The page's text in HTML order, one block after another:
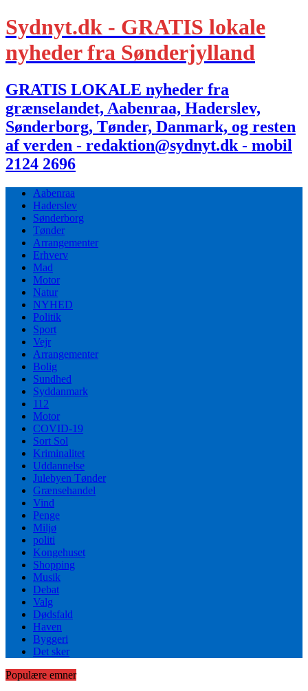
Sydnyt.dk - GRATIS lokale
nyheder fra Sønderjylland
GRATIS LOKALE nyheder fra
grænselandet, Aabenraa, Haderslev,
Sønderborg, Tønder, Danmark, og resten
af verden - redaktion@sydnyt.dk - mobil
2124 2696
Aabenraa
Haderslev
Sønderborg
Tønder
Arrangementer
Erhverv
Mad
Motor
Natur
NYHED
Politik
Sport
Vejr
Arrangementer
Bolig
Sundhed
Syddanmark
112
Motor
COVID-19
Sort Sol
Kriminalitet
Uddannelse
Julebyen Tønder
Grænsehandel
Vind
Penge
Miljø
politi
Kongehuset
Shopping
Musik
Debat
Valg
Dødsfald
Haven
Byggeri
Det sker
Populære emner